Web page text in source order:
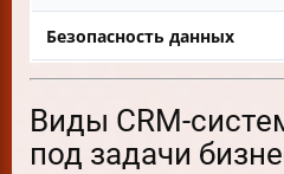
Безопасность данных
Виды CRM-
под задачи